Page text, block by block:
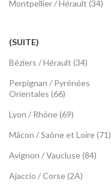
Montpellier / Hérault (34)
(SUITE)
Béziers / Hérault (34)
Perpignan / Pyrénées
Orientales (66)
Lyon / Rhône (69)
Mâcon / Saône et Loire (71)
Avignon / Vaucluse (84)
Ajaccio / Corse (2A)